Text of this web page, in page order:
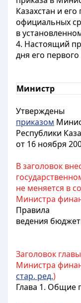
Казахстан и
официальных
в
4. Настоящий
дня его
Министр
Утверждены
приказом
Республики
от 16 ноября
В заголовок
не меняется в
Министра
Правила
ведения
Заголовок
Министра
стар. ред.)
Глава 1. Общие